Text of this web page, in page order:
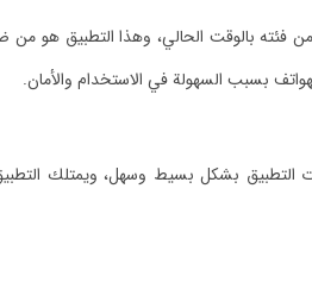
بالوقت الحالي، وهذا التطبيق هو من
بسبب السهولة في الاستخدام والأمان.
لذات التطبيق بشكل بسيط وسهل، ويمتلك